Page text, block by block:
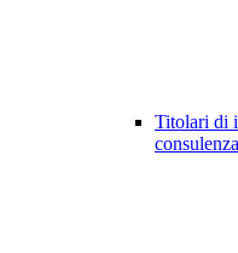
Titolari di
consulenza